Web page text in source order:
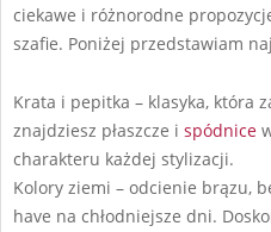
ciekawe i różnorodne
szafie. Poniżej przedstawiam
Krata i pepitka – klasyka, która
znajdziesz płaszcze i spódnice
charakteru każdej stylizacji.
Kolory ziemi – odcienie brązu,
have na chłodniejsze dni.